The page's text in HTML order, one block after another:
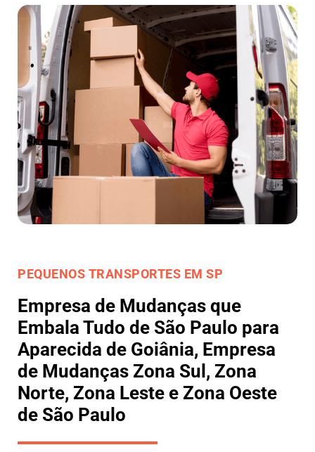
PEQUENOS TRANSPORTES EM SP
Empresa de Mudanças que
Embala Tudo de São Paulo para
Aparecida de Goiânia, Empresa
de Mudanças Zona Sul, Zona
Norte, Zona Leste e Zona Oeste
de São Paulo